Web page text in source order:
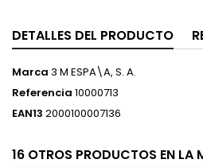
DETALLES DEL PRODUCTO
Marca 3 M ESPA\A, S. A.
Referencia 10000713
EAN13 2000100007136
16 OTROS PRODUCTOS EN LA